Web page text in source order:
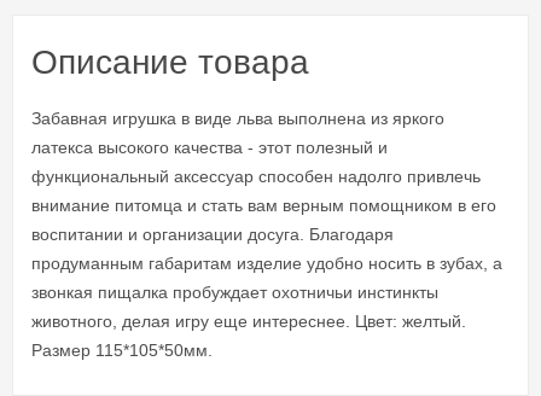
Описание товара
Забавная игрушка в виде льва выполнена из яркого
латекса высокого качества - этот полезный и
функциональный аксессуар способен надолго привлечь
внимание питомца и стать вам верным помощником в его
воспитании и организации досуга. Благодаря
продуманным габаритам изделие удобно носить в зубах, а
звонкая пищалка пробуждает охотничьи инстинкты
животного, делая игру еще интереснее. Цвет: желтый.
Размер 115*105*50мм.